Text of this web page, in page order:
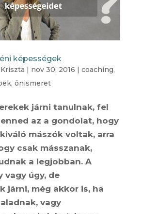
képességek
| nov 30, 2016 | coaching,
, önismeret
járni tanulnak, fel
az a gondolat, hogy
mászók voltak, arra
csak másszanak,
a legjobban. A
vagy úgy, de
járni, még akkor is, ha
vagy